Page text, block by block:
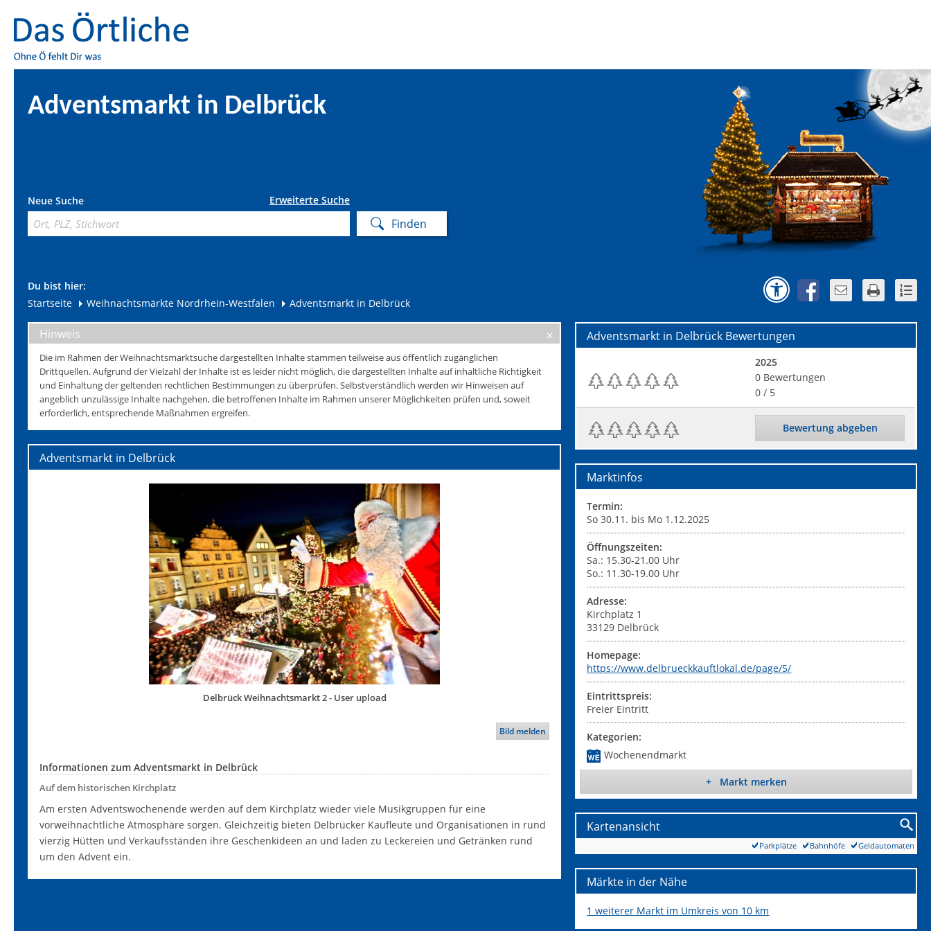
Adventsmarkt in Delbrück
Neue Suche Erweiterte Suche
Du bist hier:
Startseite
Weihnachtsmärkte Nordrhein-Westfalen Adventsmarkt in Delbrück
Hinweis
Die im Rahmen der Weihnachtsmarktsuche dargestellten Inhalte stammen teilweise aus öffentlich zugänglichen
Drittquellen. Aufgrund der Vielzahl der Inhalte ist es leider nicht möglich, die dargestellten Inhalte auf inhaltliche Richtigkeit
und Einhaltung der geltenden rechtlichen Bestimmungen zu überprüfen. Selbstverständlich werden wir Hinweisen auf
angeblich unzulässige Inhalte nachgehen, die betroffenen Inhalte im Rahmen unserer Möglichkeiten prüfen und, soweit
erforderlich, entsprechende Maßnahmen ergreifen.
Adventsmarkt in Delbrück
Delbrück Weihnachtsmarkt 2 - User upload
Bild melden
Informationen zum Adventsmarkt in Delbrück
Auf dem historischen Kirchplatz
Am ersten Adventswochenende werden auf dem Kirchplatz wieder viele Musikgruppen für eine
vorweihnachtliche Atmosphäre sorgen. Gleichzeitig bieten Delbrücker Kaufleute und Organisationen in rund
vierzig Hütten und Verkaufsständen ihre Geschenkideen an und laden zu Leckereien und Getränken rund
um den Advent ein.
Adventsmarkt in Delbrück Bewertungen
2025
0 Bewertungen
0 / 5
Bewertung abgeben
Marktinfos
Termin:
So 30.11. bis Mo 1.12.2025
Öffnungszeiten:
Sa.: 15.30-21.00 Uhr
So.: 11.30-19.00 Uhr
Adresse:
Kirchplatz 1
33129 Delbrück
Homepage:
https://www.delbrueckkauftlokal.de/page/5/
Eintrittspreis:
Freier Eintritt
Kategorien:
Wochenendmarkt
+ Markt merken
Kartenansicht
Geldautomaten
Bahnhöfe
Parkplätze
Märkte in der Nähe
1 weiterer Markt im Umkreis von 10 km